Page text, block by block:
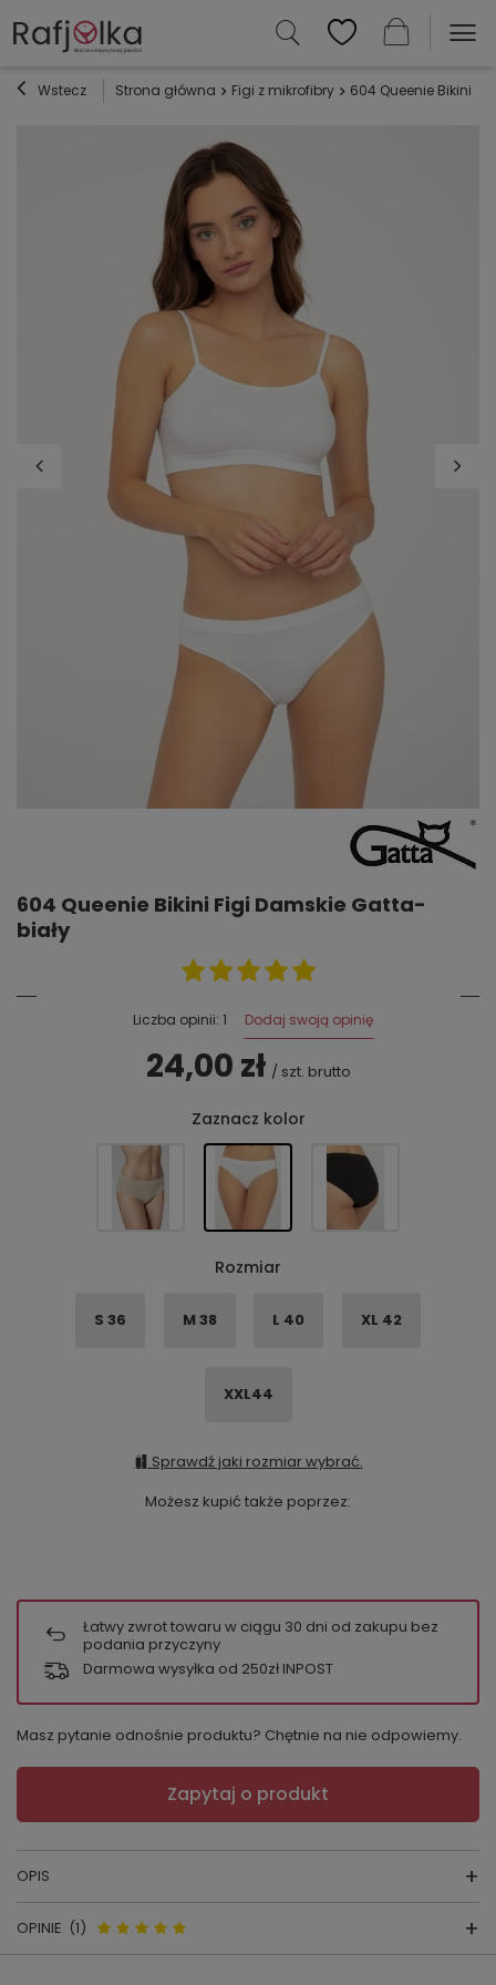
Wstecz Strona główna Figi z mikrofibry 604 Queenie Bikini
604 Queenie Bikini Figi Damskie Gatta-
biały
Liczba opinii: 1 Dodaj swoją opinię
24,00 zł / szt. brutto
Zaznacz kolor
Rozmiar
S 36 M 38 L 40 XL 42
XXL44
Sprawdź jaki rozmiar wybrać.
Możesz kupić także poprzez:
Łatwy zwrot towaru w ciągu 30 dni od zakupu bez
podania przyczyny
Darmowa wysyłka od 250zł INPOST
Masz pytanie odnośnie produktu? Chętnie na nie odpowiemy.
Zapytaj o produkt
OPIS
FIGI
OPINIE (1)